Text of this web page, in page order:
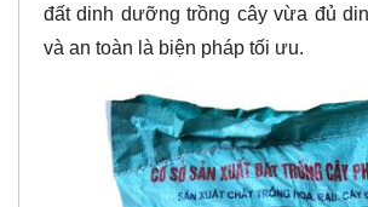
đất dinh dưỡng trồng cây vừa đủ
và an toàn là biện pháp tối ưu.